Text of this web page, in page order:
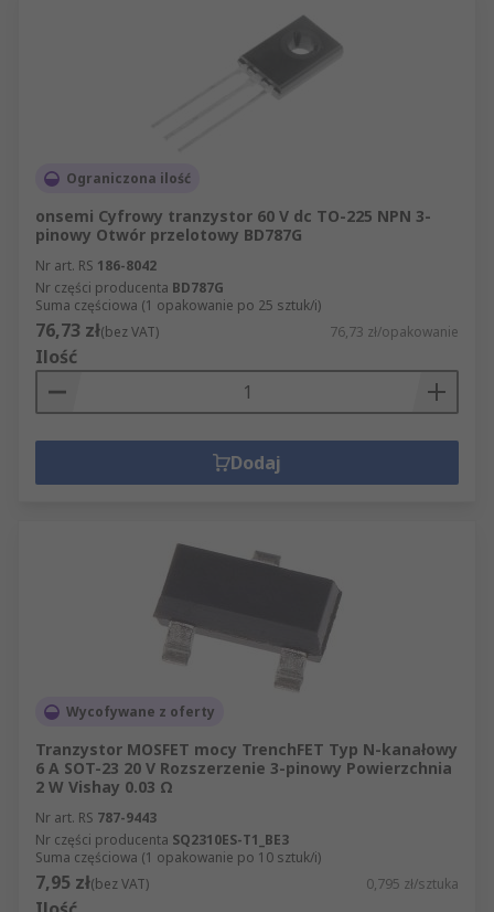
Ograniczona ilość
onsemi Cyfrowy tranzystor 60 V dc TO-225 NPN 3-
pinowy Otwór przelotowy BD787G
Nr art. RS 186-8042
Nr części producenta BD787G
Suma częściowa (1 opakowanie po 25 sztuk/i)
76,73 zł(bez VAT) 76,73 zł/opakowanie
Ilość
Dodaj
Wycofywane z oferty
Tranzystor MOSFET mocy TrenchFET Typ N-kanałowy
6 A SOT-23 20 V Rozszerzenie 3-pinowy Powierzchnia
2 W Vishay 0.03 Ω
Nr art. RS 787-9443
Nr części producenta SQ2310ES-T1_BE3
Suma częściowa (1 opakowanie po 10 sztuk/i)
7,95 zł(bez VAT) 0,795 zł/sztuka